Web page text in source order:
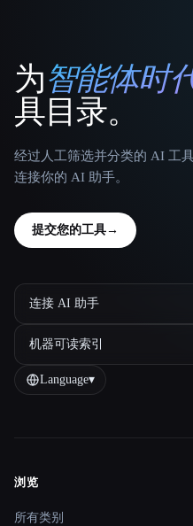
That AI Collection
为智能体时
具目录。
经过人工筛选并分类的 AI 工
连接你的 AI 助手。
提交您的工具→
连接 AI 助手
机器可读索引
Language▾
Site navigation
浏览
所有类别